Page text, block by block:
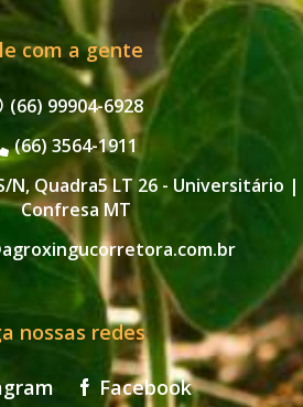
com a gente
(66) 99904-6928
(66) 3564-1911
N, Quadra5 LT 26 - Universitário |
Confresa MT
nossas redes
Facebook